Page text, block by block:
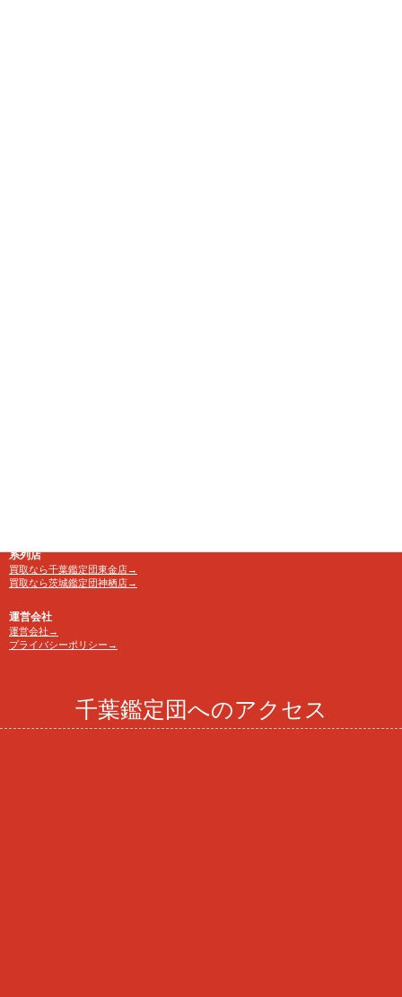
系列店
買取なら千葉鑑定団東金店→
買取なら茨城鑑定団神栖店→
運営会社
運営会社→
プライバシーポリシー→
千葉鑑定団へのアクセス